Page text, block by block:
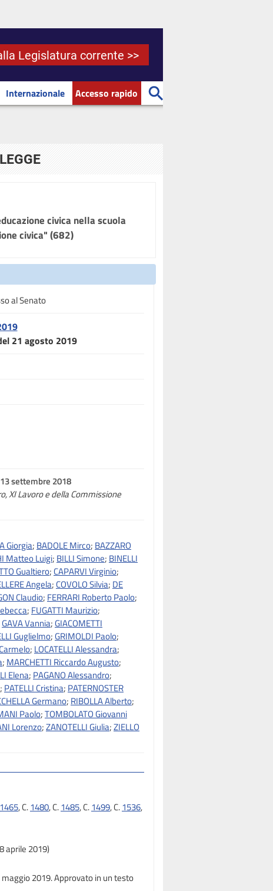
Legislatura corrente >>
Internazionale Accesso rapido
civica nella scuola
civica" (682)
al Senato
21 agosto 2019
settembre 2018
XI Lavoro e della Commissione
Giorgia; BADOLE Mirco; BAZZARO
Matteo Luigi; BILLI Simone; BINELLI
Gualtiero; CAPARVI Virginio;
Angela; COVOLO Silvia; DE
Claudio; FERRARI Roberto Paolo;
; FUGATTI Maurizio;
GAVA Vannia;GIACOMETTI
Guglielmo;GRIMOLDI Paolo;
; LOCATELLI Alessandra;
; MARCHETTI Riccardo Augusto;
Elena; PAGANO Alessandro;
; PATELLI Cristina; PATERNOSTER
Germano; RIBOLLA Alberto;
Paolo;TOMBOLATO Giovanni
Lorenzo;ZANOTELLI Giulia;ZIELLO
1465, C.1480, C.1485, C.1499, C.1536,
aprile 2019)
2019. Approvato in un testo